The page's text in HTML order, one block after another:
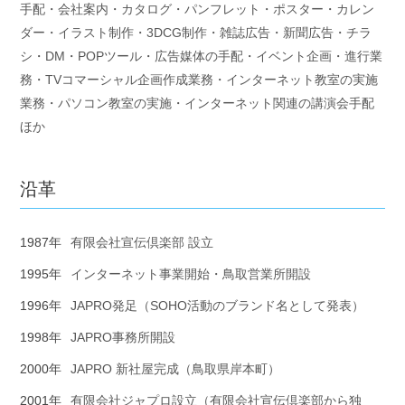
手配・会社案内・カタログ・パンフレット・ポスター・カレン
ダー・イラスト制作・3DCG制作・雑誌広告・新聞広告・チラ
シ・DM・POPツール・広告媒体の手配・イベント企画・進行業
務・TVコマーシャル企画作成業務・インターネット教室の実施
業務・パソコン教室の実施・インターネット関連の講演会手配
ほか
沿革
1987年 有限会社宣伝倶楽部 設立
1995年 インターネット事業開始・鳥取営業所開設
1996年 JAPRO発足（SOHO活動のブランド名として発表）
1998年 JAPRO事務所開設
2000年 JAPRO 新社屋完成（鳥取県岸本町）
2001年 有限会社ジャプロ設立（有限会社宣伝倶楽部から独